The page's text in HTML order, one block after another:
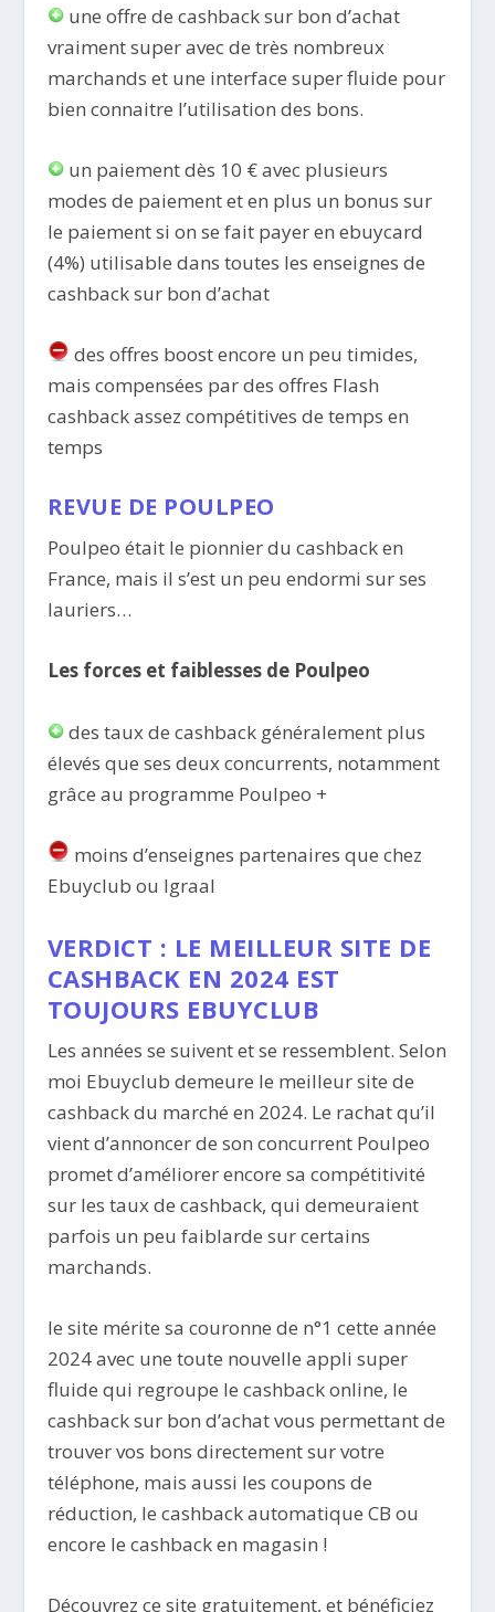
une offre de cashback sur bon d’achat
vraiment super avec de très nombreux
marchands et une interface super fluide pour
bien connaitre l’utilisation des bons.
un paiement dès 10 € avec plusieurs
modes de paiement et en plus un bonus sur
le paiement si on se fait payer en ebuycard
(4%) utilisable dans toutes les enseignes de
cashback sur bon d’achat
des offres boost encore un peu timides,
mais compensées par des offres Flash
cashback assez compétitives de temps en
temps
REVUE DE POULPEO
Poulpeo était le pionnier du cashback en
France, mais il s’est un peu endormi sur ses
lauriers…
Les forces et faiblesses de Poulpeo
des taux de cashback généralement plus
élevés que ses deux concurrents, notamment
grâce au programme Poulpeo +
moins d’enseignes partenaires que chez
Ebuyclub ou Igraal
VERDICT : LE MEILLEUR SITE DE
CASHBACK EN 2024 EST
TOUJOURS EBUYCLUB
Les années se suivent et se ressemblent. Selon
moi Ebuyclub demeure le meilleur site de
cashback du marché en 2024. Le rachat qu’il
vient d’annoncer de son concurrent Poulpeo
promet d’améliorer encore sa compétitivité
sur les taux de cashback, qui demeuraient
parfois un peu faiblarde sur certains
marchands.
le site mérite sa couronne de n°1 cette année
2024 avec une toute nouvelle appli super
fluide qui regroupe le cashback online, le
cashback sur bon d’achat vous permettant de
trouver vos bons directement sur votre
téléphone, mais aussi les coupons de
réduction, le cashback automatique CB ou
encore le cashback en magasin !
Découvrez ce site gratuitement, et bénéficiez